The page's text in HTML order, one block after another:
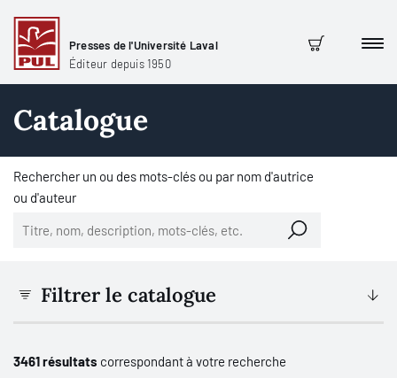
Presses de l'Université Laval
Éditeur depuis 1950
Panier
Catalogue
Rechercher un ou des mots-clés ou par nom d'autrice
ou d'auteur
Filtrer le catalogue
3461 résultats correspondant à votre recherche